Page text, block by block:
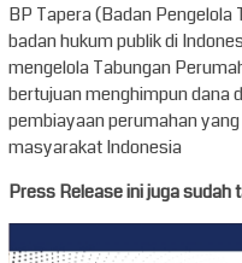
BP Tapera (Badan
badan hukum publik di
mengelola Tabungan
bertujuan menghimpun dana
pembiayaan perumahan
masyarakat Indonesia
Press Release ini juga sudah